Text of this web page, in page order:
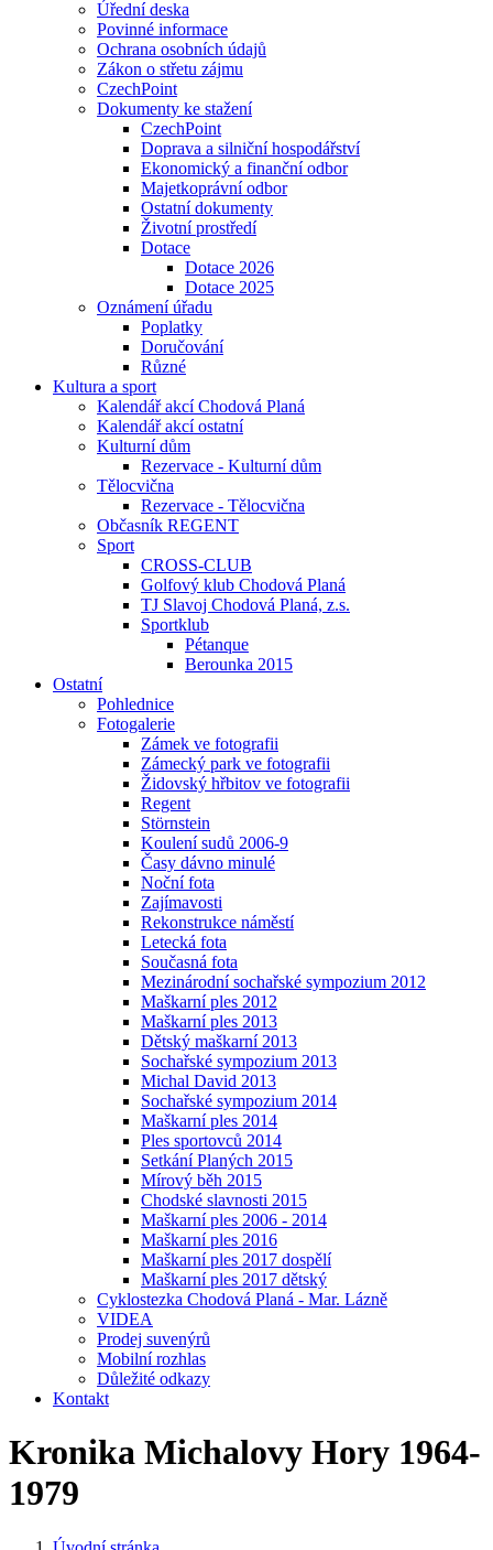
Úřední deska
Povinné informace
Ochrana osobních údajů
Zákon o střetu zájmu
CzechPoint
Dokumenty ke stažení
CzechPoint
Doprava a silniční hospodářství
Ekonomický a finanční odbor
Majetkoprávní odbor
Ostatní dokumenty
Životní prostředí
Dotace
Dotace 2026
Dotace 2025
Oznámení úřadu
Poplatky
Doručování
Různé
Kultura a sport
Kalendář akcí Chodová Planá
Kalendář akcí ostatní
Kulturní dům
Rezervace - Kulturní dům
Tělocvična
Rezervace - Tělocvična
Občasník REGENT
Sport
CROSS-CLUB
Golfový klub Chodová Planá
TJ Slavoj Chodová Planá, z.s.
Sportklub
Pétanque
Berounka 2015
Ostatní
Pohlednice
Fotogalerie
Zámek ve fotografii
Zámecký park ve fotografii
Židovský hřbitov ve fotografii
Regent
Störnstein
Koulení sudů 2006-9
Časy dávno minulé
Noční fota
Zajímavosti
Rekonstrukce náměstí
Letecká fota
Současná fota
Mezinárodní sochařské sympozium 2012
Maškarní ples 2012
Maškarní ples 2013
Dětský maškarní 2013
Sochařské sympozium 2013
Michal David 2013
Sochařské sympozium 2014
Maškarní ples 2014
Ples sportovců 2014
Setkání Planých 2015
Mírový běh 2015
Chodské slavnosti 2015
Maškarní ples 2006 - 2014
Maškarní ples 2016
Maškarní ples 2017 dospělí
Maškarní ples 2017 dětský
Cyklostezka Chodová Planá - Mar. Lázně
VIDEA
Prodej suvenýrů
Mobilní rozhlas
Důležité odkazy
Kontakt
Kronika Michalovy Hory 1964-
1979